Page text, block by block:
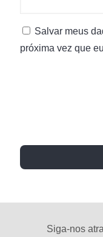
Salvar meus
próxima vez que
Siga-nos